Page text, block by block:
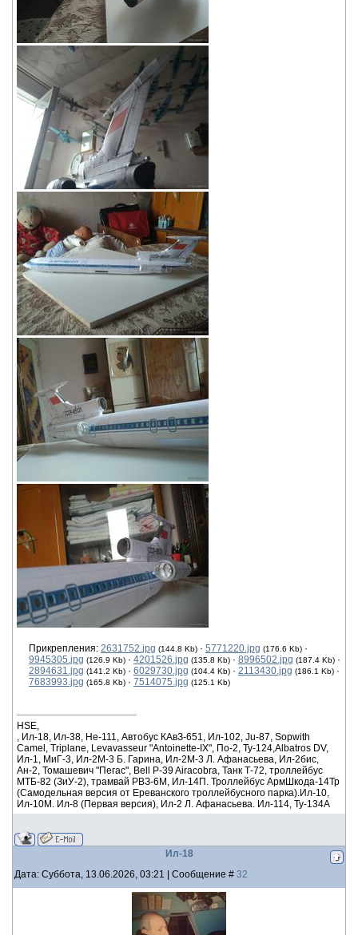
Прикрепления: 2631752.jpg (144.8 Kb) · 5771220.jpg (176.6 Kb) ·
9945305.jpg (126.9 Kb) · 4201526.jpg (135.8 Kb) · 8996502.jpg (187.4 Kb) ·
2894631.jpg (141.2 Kb) · 6029730.jpg (104.4 Kb) · 2113430.jpg (186.1 Kb) ·
7683993.jpg (165.8 Kb) · 7514075.jpg (125.1 Kb)
HSE,
, Ил-18, Ил-38, He-111, Автобус КАвЗ-651, Ил-102, Ju-87, Sopwith
Camel, Triplane, Levavasseur "Antoinette-IX", По-2, Ту-124,Albatros DV,
Ил-1, МиГ-3, Ил-2М-3 Б. Гарина, Ил-2М-3 Л. Афанасьева, Ил-2бис,
Ан-2, Томашевич "Пегас", Bell P-39 Airacobra, Танк Т-72, троллейбус
МТБ-82 (ЗиУ-2), трамвай РВЗ-6М, Ил-14П. Троллейбус АрмШкода-14Тр
(Самодельная версия от Ереванского троллейбусного парка).Ил-10,
Ил-10М. Ил-8 (Первая версия), Ил-2 Л. Афанасьева. Ил-114, Ту-134А
Ил-18
Дата: Суббота, 13.06.2026, 03:21 | Сообщение # 32